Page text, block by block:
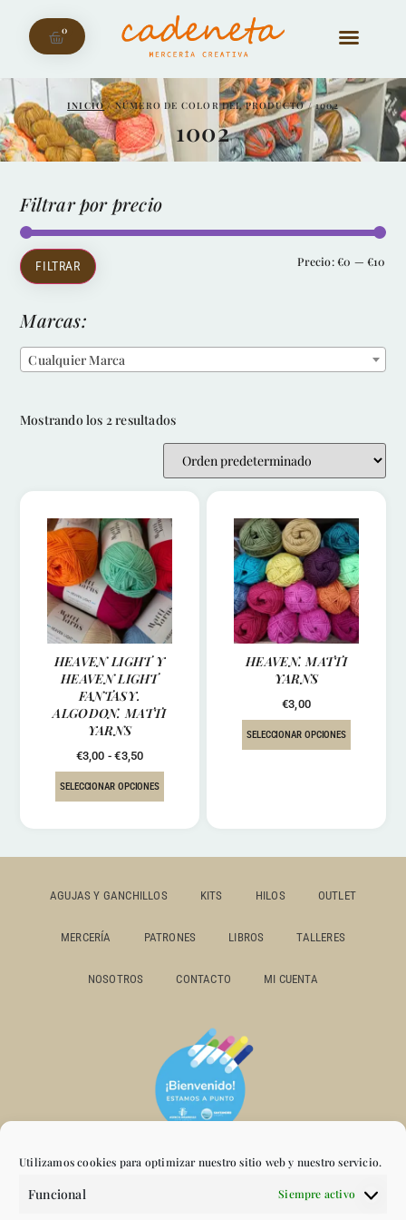
Utilizamos cookies para optimizar nuestro sitio web y nuestro servicio.
Funcional Siempre activo
0
INICIO/ NÚMERO DE COLOR DEL PRODUCTO / 1002
1002
Filtrar por precio
FILTRAR Precio:€0 — €10
Marcas:
Cualquier Marca
Mostrando los 2 resultados
HEAVEN LIGHT Y
HEAVEN LIGHT
FANTASY.
ALGODON. MATTI
YARNS
€3,00 - €3,50
SELECCIONAR OPCIONES
HEAVEN. MATTI
YARNS
€3,00
SELECCIONAR OPCIONES
AGUJAS Y GANCHILLOS KITS HILOS OUTLET
MERCERÍA PATRONES LIBROS TALLERES
NOSOTROS CONTACTO MI CUENTA